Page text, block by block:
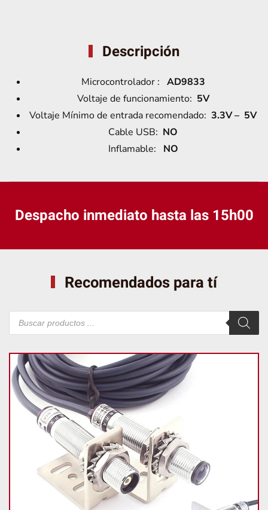
Descripción
Microcontrolador : AD9833
Voltaje de funcionamiento: 5V
Voltaje Mínimo de entrada recomendado: 3.3V – 5V
Cable USB: NO
Inflamable:
NO
Despacho inmediato hasta las 15h00
Recomendados para tí
Búsqueda
de
productos